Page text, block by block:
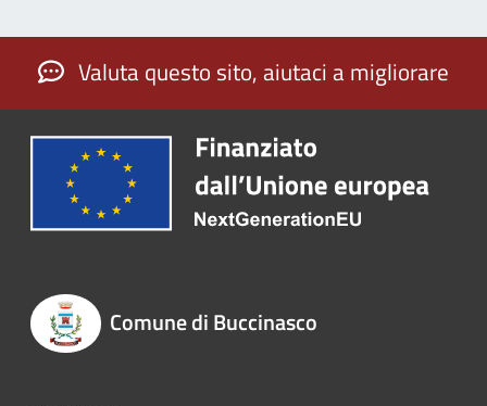
Valuta questo sito, aiutaci a migliorare
Comune di Buccinasco